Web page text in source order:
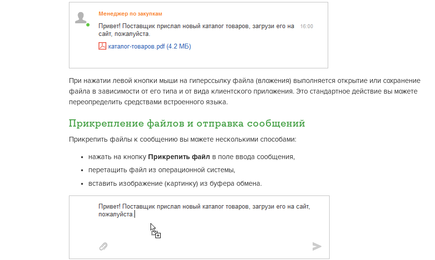
При нажатии левой кнопки мыши на гиперссылку файла (вложения) выполняется открытие или сохранение
файла в зависимости от его типа и от вида клиентского приложения. Это стандартное действие вы можете
переопределить средствами встроенного языка.
Прикрепление файлов и отправка сообщений
Прикрепить файлы к сообщению вы можете несколькими способами:
нажать на кнопку Прикрепить файл в поле ввода сообщения,
перетащить файл из операционной системы,
вставить изображение (картинку) из буфера обмена.